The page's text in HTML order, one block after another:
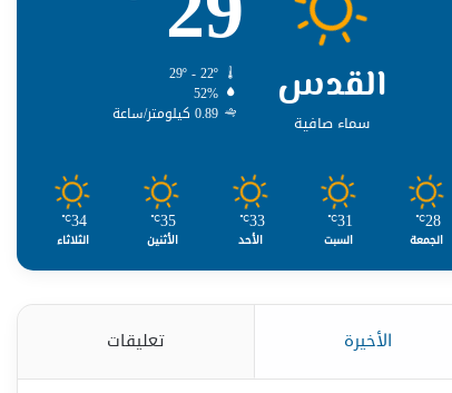
القدس
سماء صافية
29º - 22º
52%
0.89 كيلومتر/ساعة
28
℃
الجمعة
31
℃
السبت
33
℃
الأحد
35
℃
الأثنين
34
℃
الثلاثاء
الأخيرة تعليقات